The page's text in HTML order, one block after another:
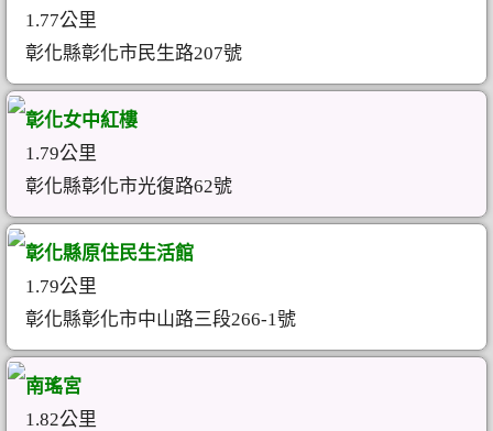
1.77公里
彰化縣彰化市民生路207號
彰化女中紅樓
1.79公里
彰化縣彰化市光復路62號
彰化縣原住民生活館
1.79公里
彰化縣彰化市中山路三段266-1號
南瑤宮
1.82公里